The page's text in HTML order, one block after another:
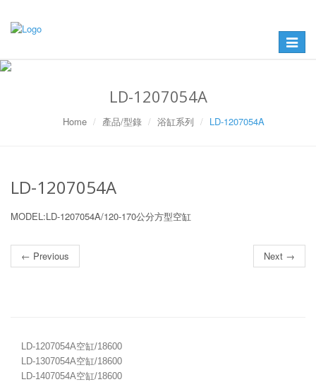
Toggle
LD-1207054A
Home 產品/型錄 浴缸系列 LD-1207054A
LD-1207054A
MODEL:LD-1207054A/120-170公分方型空缸
← Previous Next →
LD-1207054A空缸/18600
LD-1307054A空缸/18600
LD-1407054A空缸/18600